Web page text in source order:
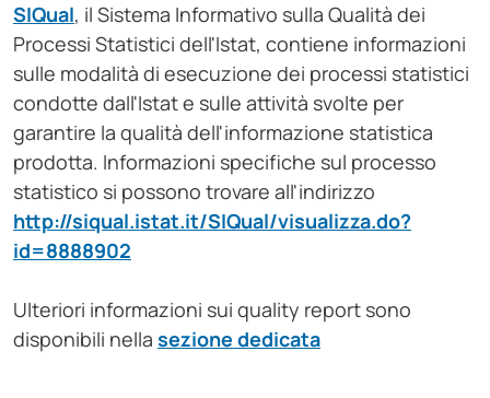
SIQual, il Sistema Informativo sulla Qualità dei
Processi Statistici dell'Istat, contiene informazioni
sulle modalità di esecuzione dei processi statistici
condotte dall'Istat e sulle attività svolte per
garantire la qualità dell'informazione statistica
prodotta. Informazioni specifiche sul processo
statistico si possono trovare all'indirizzo
http://siqual.istat.it/SIQual/visualizza.do?
id=8888902
Ulteriori informazioni sui quality report sono
disponibili nella sezione dedicata